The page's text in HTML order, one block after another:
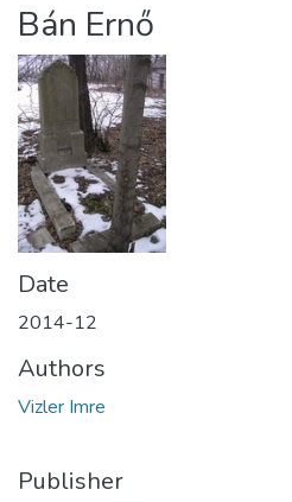
About us
Bán Ernő
Date
2014-12
Authors
Vizler Imre
Publisher